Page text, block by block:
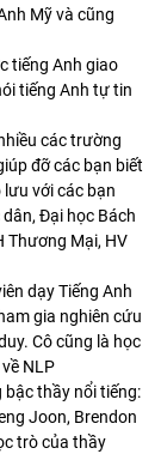
Mỹ và cũng
tiếng Anh giao
tiếng Anh tự tin
các trường
đỡ các bạn biết
với các bạn
Đại học Bách
Thương Mại, HV
dạy Tiếng Anh
gia nghiên cứu
Cô cũng là học
NLP
thầy nổi tiếng:
Joon, Brendon
trò của thầy